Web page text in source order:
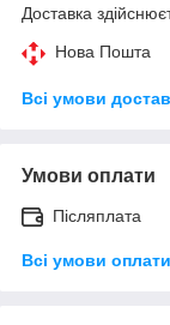
Доставка
Нова Пошта
Всі умови
Умови оплати
Післяплата
Всі умови оплати